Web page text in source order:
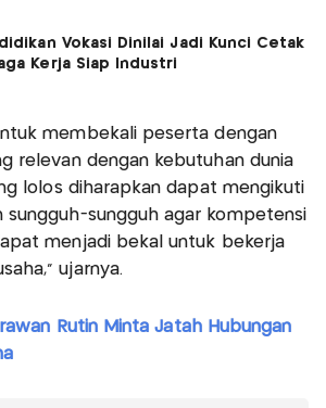
Vokasi Dinilai Jadi Kunci Cetak
Kerja Siap Industri
membekali peserta dengan
relevan dengan kebutuhan dunia
lolos diharapkan dapat mengikuti
sungguh-sungguh agar kompetensi
menjadi bekal untuk bekerja
ujarnya.
Rutin Minta Jatah Hubungan